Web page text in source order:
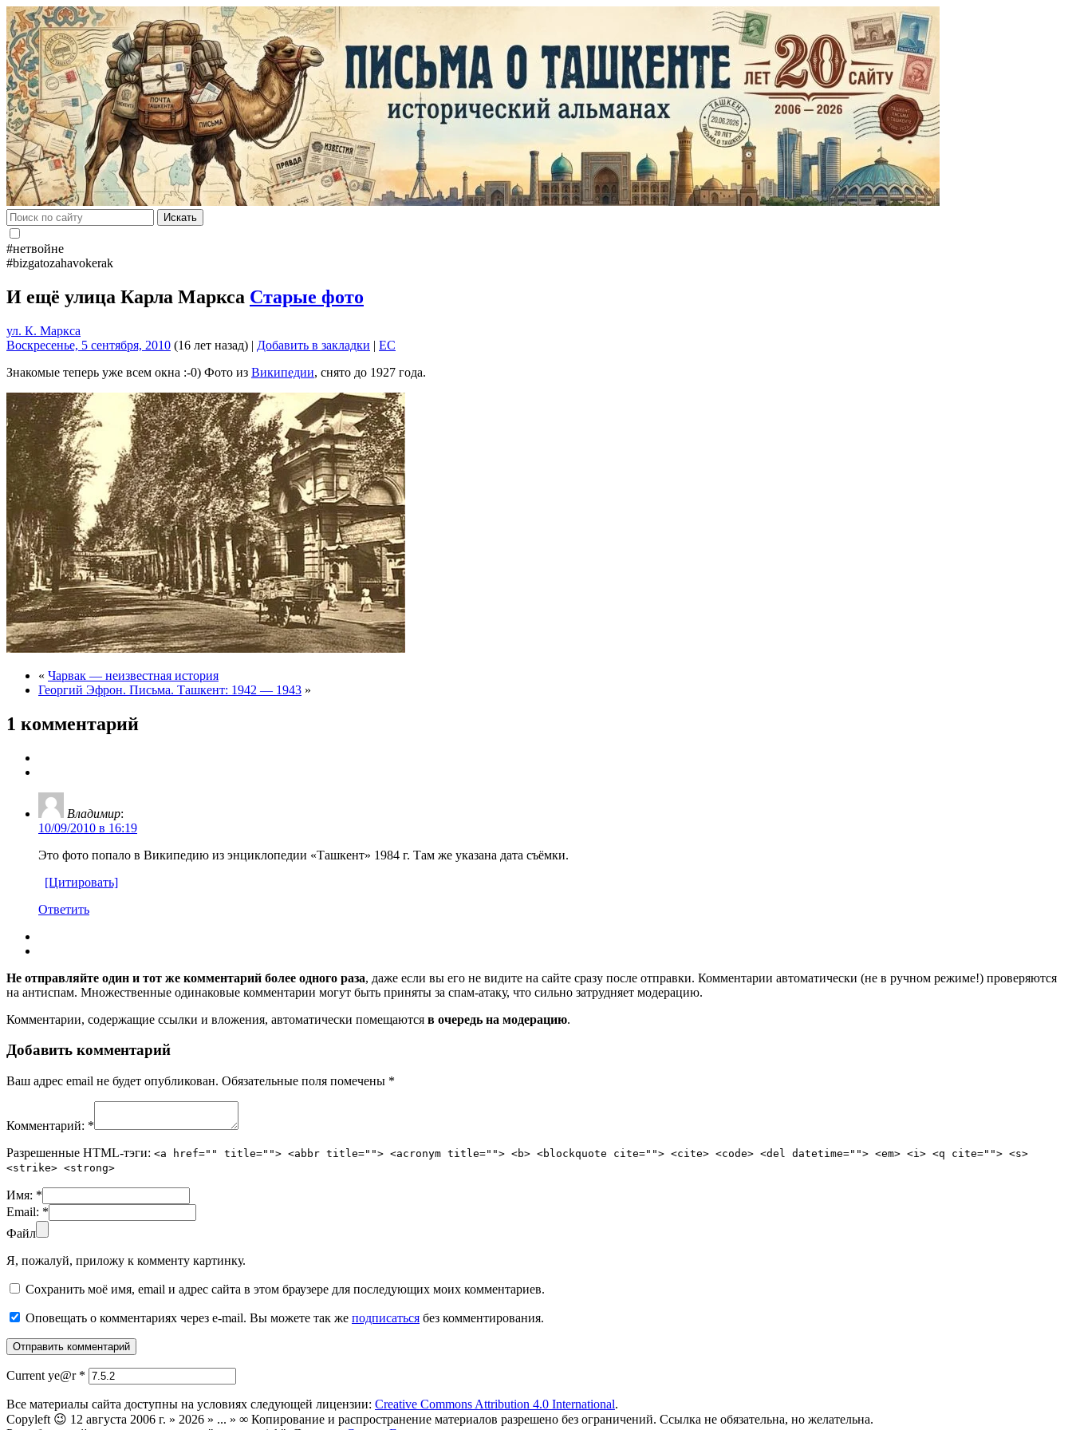
Искать
#нетвойне
#bizgatozahavokerak
И ещё улица Карла Маркса Старые фото
ул. К. Маркса
Воскресенье, 5 сентября, 2010 (16 лет назад) | Добавить в закладки | EC
Знакомые теперь уже всем окна :-0) Фото из Википедии, снято до 1927 года.
« Чарвак — неизвестная история
Георгий Эфрон. Письма. Ташкент: 1942 — 1943 »
1 комментарий
Владимир:
10/09/2010 в 16:19
Это фото попало в Википедию из энциклопедии «Ташкент» 1984 г. Там же указана дата съёмки.
[Цитировать]
Ответить
Не отправляйте один и тот же комментарий более одного раза, даже если вы его не видите на сайте сразу после отправки. Комментарии автоматически (не в ручном режиме!) проверяются
на антиспам. Множественные одинаковые комментарии могут быть приняты за спам-атаку, что сильно затрудняет модерацию.
Комментарии, содержащие ссылки и вложения, автоматически помещаются в очередь на модерацию.
Добавить комментарий
Ваш адрес email не будет опубликован. Обязательные поля помечены *
Комментарий: *
Разрешенные HTML-тэги: <a href="" title=""> <abbr title=""> <acronym title=""> <b> <blockquote cite=""> <cite> <code> <del datetime=""> <em> <i> <q cite=""> <s>
<strike> <strong>
Имя: *
Email: *
Файл
Я, пожалуй, приложу к комменту картинку.
Сохранить моё имя, email и адрес сайта в этом браузере для последующих моих комментариев.
Оповещать о комментариях через e-mail. Вы можете так же подписаться без комментирования.
Current ye@r *
Все материалы сайта доступны на условиях следующей лицензии: Creative Commons Attribution 4.0 International.
Copyleft 😉 12 августа 2006 г. » 2026 » ... » ∞ Копирование и распространение материалов разрешено без ограничений. Ссылка не обязательна, но желательна.